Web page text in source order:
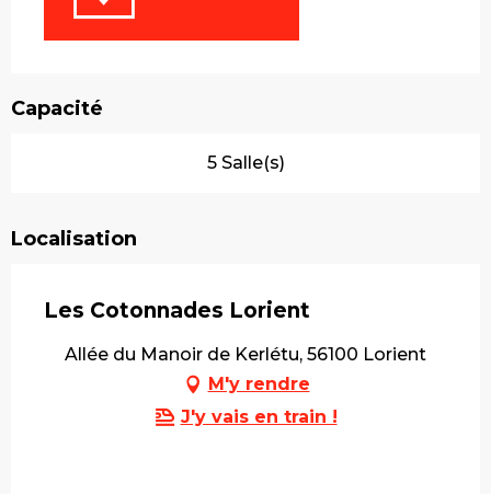
Capacité
5 Salle(s)
Localisation
Les Cotonnades Lorient
Allée du Manoir de Kerlétu, 56100 Lorient
M'y rendre
J'y vais en train !